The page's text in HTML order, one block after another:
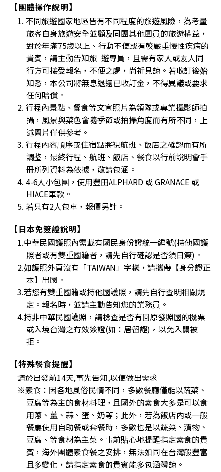
【團體操作說明】
1. 不同旅遊國家地區皆有不同程度的旅遊風險，為考量
旅客自身旅遊安全並顧及同團其他團員的旅遊權益，
對於年滿75歲以上、行動不便或有較嚴重慢性疾病的
貴賓，請主動告知旅 遊專員，且需有家人或友人同
行方可接受報名，不便之處，尚祈見諒。若收訂後始
知悉，本公司將無息退還已收訂金，不得異議或要求
任何賠償。
2. 行程內景點、餐食等文宣照片為領隊或專業攝影師拍
攝，風景與菜色會隨季節或拍攝角度而有所不同，上
述圖片僅供參考。
3. 行程內容順序或住宿點將視航班、飯店之確認而有所
調整，最終行程、航班、飯店、餐食以行前說明會手
冊所列資料為依據，敬請包涵。
4. 4-6人小包團，使用豐田ALPHARD 或 GRANACE 或
HIACE車款。
5. 若只有2人包車，報價另計。
【日本免簽證說明】
1.中華民國護照內需載有國民身份證統一編號(持他國護
照者或有雙重國籍者，請先自行確認是否須日簽)。
2.如護照外頁沒有「TAIWAN」字樣，請攜帶【身分證正
本】出國。
3.若您有雙重國籍或持他國護照，請先自行查明相關規
定。報名時，並請主動告知您的業務員。
4.持非中華民國護照，請檢查是否有回原發照國的機票
或入境台灣之有效簽證(如：居留證)，以免入關被
拒。
【特殊餐食提醒】
請於出發前14天,事先告知,以便做出需求
※素食：因各地風俗民情不同，多數餐廳僅能以蔬菜、
豆腐等為主的食材料理，且國外的素食大多是可以食
用蔥、薑、蒜、蛋、奶等；此外，若為飯店內或一般
餐廳使用自助餐或套餐時，多數也是以蔬菜、漬物、
豆腐、等食材為主菜。事前貼心地提醒指定素食的貴
賓，海外團體素食餐之安排，無法如同在台灣般豐富
且多變化，請指定素食的貴賓能多包涵體諒。